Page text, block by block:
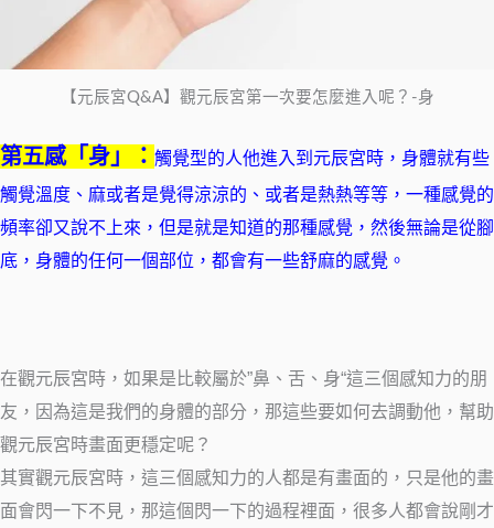
【元辰宮Q&A】觀元辰宮第一次要怎麼進入呢？-身
第五感「身」： 觸覺型的人他進入到元辰宮時，身體就有些
觸覺溫度、麻或者是覺得涼涼的、或者是熱熱等等，一種感覺的
頻率卻又說不上來，但是就是知道的那種感覺，然後無論是從腳
底，身體的任何一個部位，都會有一些舒麻的感覺。
在觀元辰宮時，如果是比較屬於”鼻、舌、身“這三個感知力的朋
友，因為這是我們的身體的部分，那這些要如何去調動他，幫助
觀元辰宮時畫面更穩定呢？
其實觀元辰宮時，這三個感知力的人都是有畫面的，只是他的畫
面會閃一下不見，那這個閃一下的過程裡面，很多人都會說剛才